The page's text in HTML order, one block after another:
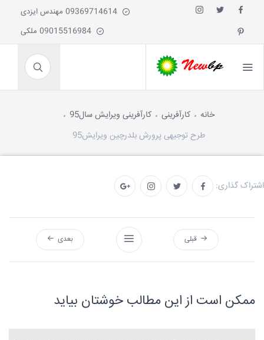
خانه کارآفرینی
کارآفرینی ویرایش سال95
طرح توجیهی پرورش بلدرچین ویرایش95
اشتراک گذاری:
قبلی بعدی
ممکن است از این مطالب خوشتان بیاید